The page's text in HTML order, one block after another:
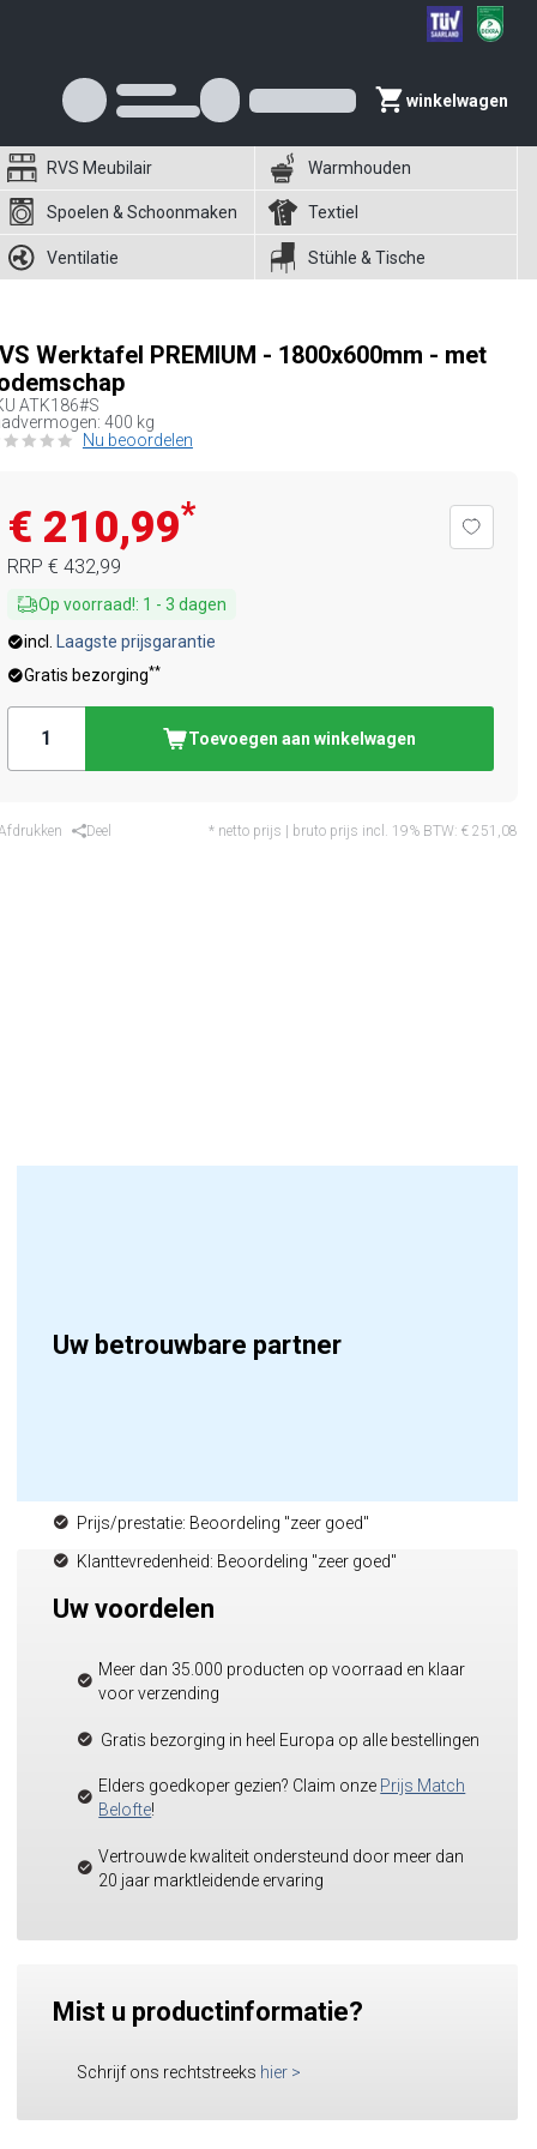
winkelwagen
RVS Meubilair Warmhouden
Spoelen & Schoonmaken Textiel
Ventilatie Stühle & Tische
Werktafel PREMIUM - 1800x600mm - met
ATK186#S
400 kg
Nu beoordelen
€ 210,99*
RRP € 432,99
Op voorraad!: 1 - 3 dagen
incl.
Laagste prijsgarantie
Gratis bezorging**
Toevoegen aan winkelwagen
Deel * netto prijs | bruto prijs incl. 19% BTW: € 251,08
Uw betrouwbare partner
Prijs/prestatie: Beoordeling "zeer goed"
Klanttevredenheid: Beoordeling "zeer goed"
Uw voordelen
Meer dan 35.000 producten op voorraad en klaar
voor verzending
Gratis bezorging in heel Europa op alle bestellingen
Elders goedkoper gezien? Claim onze Prijs Match
Belofte!
Vertrouwde kwaliteit ondersteund door meer dan
20 jaar marktleidende ervaring
Mist u productinformatie?
Schrijf ons rechtstreeks hier >